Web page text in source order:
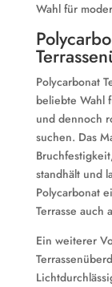
Wahl für
Polycarbonat
beliebte Wahl
und dennoch
suchen. Das
standhält und
Polycarbonat
Terrasse auch
Ein weiterer